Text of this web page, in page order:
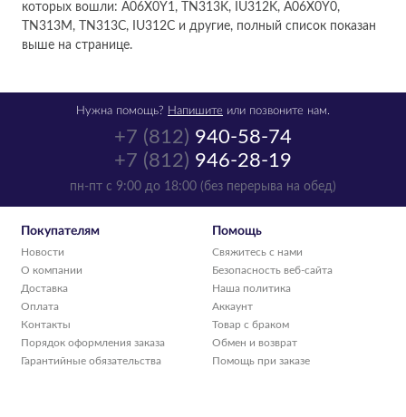
которых вошли: A06X0Y1, TN313K, IU312K, A06X0Y0,
TN313M, TN313C, IU312C и другие, полный список показан
выше на странице.
+7 (812) 940-58-74
+7 (812) 946-28-19
пн-пт с 9:00 до 18:00 (без перерыва на обед)
Нужна помощь? Напишите или позвоните нам.
Покупателям
Новости
О компании
Доставка
Оплата
Контакты
Порядок оформления заказа
Гарантийные обязательства
Помощь
Свяжитесь с нами
Безопасность веб-сайта
Наша политика
Аккаунт
Товар с браком
Обмен и возврат
Помощь при заказе